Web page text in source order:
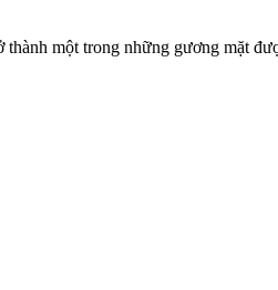
một trong những gương mặt